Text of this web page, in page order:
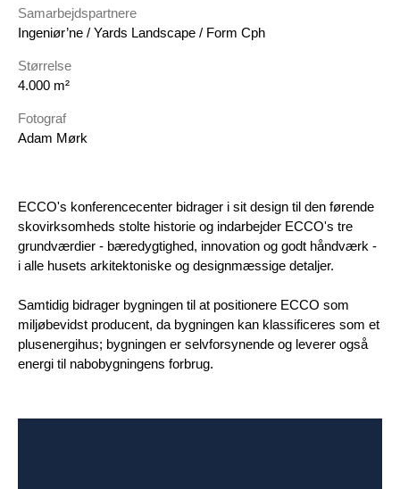
Samarbejdspartnere
Ingeniør’ne / Yards Landscape / Form Cph
Størrelse
4.000 m²
Fotograf
Adam Mørk
ECCO's konferencecenter bidrager i sit design til den førende
skovirksomheds stolte historie og indarbejder ECCO's tre
grundværdier - bæredygtighed, innovation og godt håndværk -
i alle husets arkitektoniske og designmæssige detaljer.
Samtidig bidrager bygningen til at positionere ECCO som
miljøbevidst producent, da bygningen kan klassificeres som et
plusenergihus; bygningen er selvforsynende og leverer også
energi til nabobygningens forbrug.